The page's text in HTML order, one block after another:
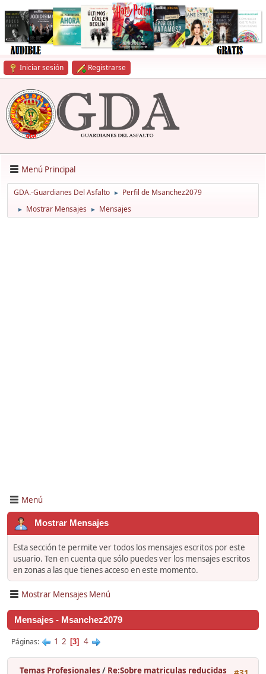
Iniciar sesión Registrarse
Menú Principal
GDA.-Guardianes Del Asfalto ► Perfil de Msanchez2079
► Mostrar Mensajes ► Mensajes
Menú
Mostrar Mensajes
Esta sección te permite ver todos los mensajes escritos por este
usuario. Ten en cuenta que sólo puedes ver los mensajes escritos
en zonas a las que tienes acceso en este momento.
Mostrar Mensajes Menú
Mensajes - Msanchez2079
Páginas 1 2 3 4
Temas Profesionales / Re:Sobre matriculas reducidas